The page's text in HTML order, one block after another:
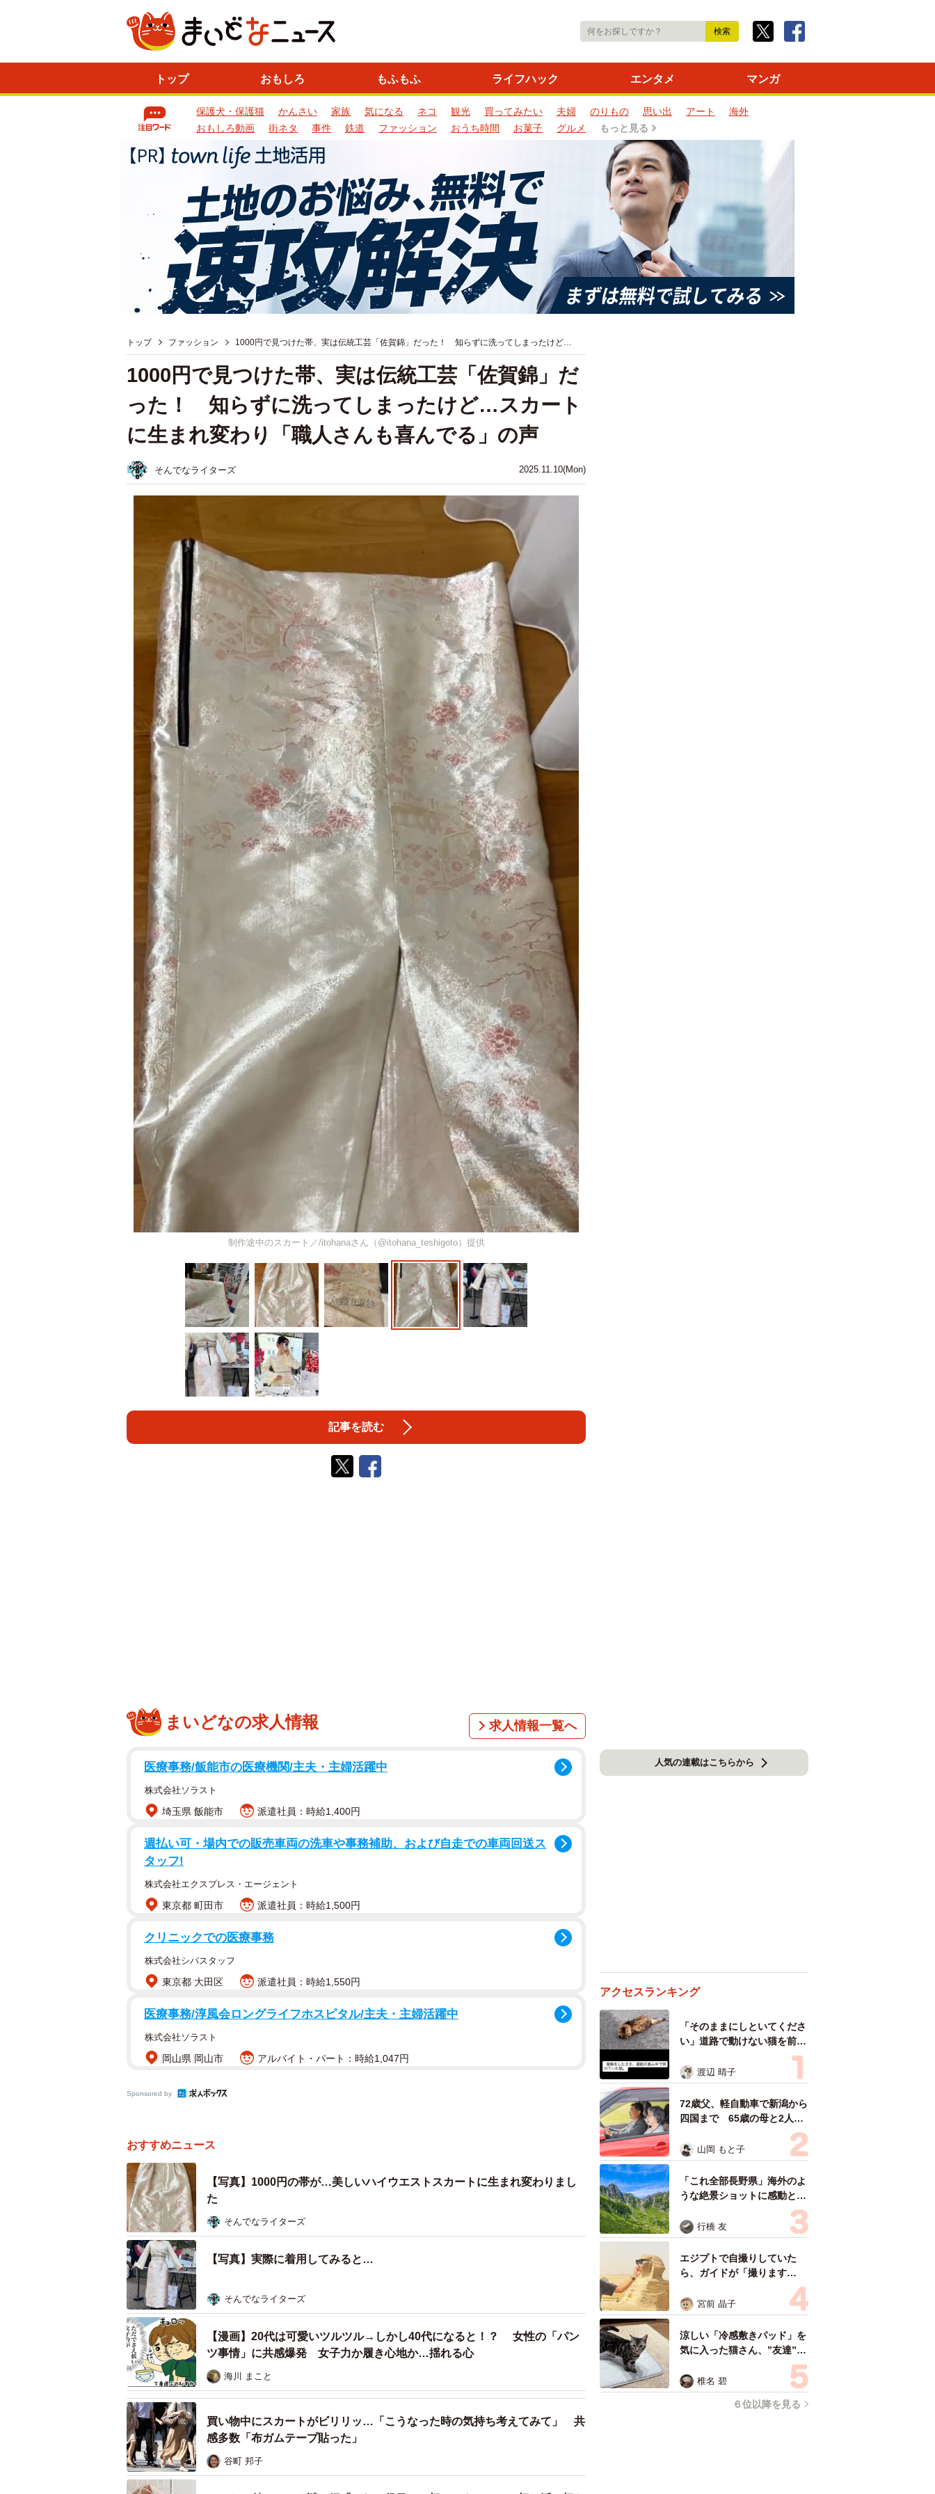
トップ おもしろ もふもふ ライフハック エンタメ マンガ
保護犬・保護猫 かんさい 家族 気になる ネコ 観光 買ってみたい 夫婦 のりもの 思い出 アート
海外
おもしろ動画
街ネタ 事件 鉄道 ファッション おうち時間 お菓子 グルメ もっと見る
トップ ファッション 1000円で見つけた帯、実は伝統工芸「佐賀錦」だった！ 知らずに洗ってしまったけど…
2025.11.10(Mon)
1000円で見つけた帯、実は伝統工芸「佐賀錦」だ
った！ 知らずに洗ってしまったけど…スカート
に生まれ変わり「職人さんも喜んでる」の声
そんでなライターズ
制作途中のスカート／/itohanaさん（@itohana_teshigoto）提供
記事を読む
まいどなの求人情報 求人情報一覧へ
医療事務/飯能市の医療機関/主夫・主婦活躍中
株式会社ソラスト
埼玉県 飯能市 派遣社員：時給1,400円
週払い可・場内での販売車両の洗車や事務補助、および自走での車両回送ス
タッフ!
株式会社エクスプレス・エージェント
東京都 町田市 派遣社員：時給1,500円
クリニックでの医療事務
株式会社シバスタッフ
東京都 大田区 派遣社員：時給1,550円
医療事務/淳風会ロングライフホスピタル/主夫・主婦活躍中
株式会社ソラスト
岡山県 岡山市 アルバイト・パート：時給1,047円
Sponsored by
おすすめニュース
【写真】1000円の帯が…美しいハイウエストスカートに生まれ変わりまし
た
そんでなライターズ
【写真】実際に着用してみると…
そんでなライターズ
【漫画】20代は可愛いツルツル→しかし40代になると！？ 女性の「パン
ツ事情」に共感爆発 女子力か履き心地か…揺れる心
海川 まこと
買い物中にスカートがビリリッ…「こうなった時の気持ち考えてみて」 共
感多数「布ガムテープ貼った」
谷町 邦子
人気の連載はこちらから
アクセスランキング
「そのままにしといてくださ
い」道路で動けない猫を前に
返された一言… 懸命に生き
ようとした4日間 「命の重
さはみんな同じ」保護団体代
表の訴え
渡辺 晴子
72歳父、軽自動車で新潟から
四国まで 65歳の母と2人で
3泊4日の旅 パーキングの休
憩まで分刻み… 「大学生で
も組まねえよ！」
山岡 もと子
「これ全部長野県」海外のよ
うな絶景ショットに感動と反
響「離れてからいいところだ
ったんだって気づいた」
行橋 友
エジプトで自撮りしていた
ら、ガイドが「撮ります
よ！」→ノリノリでポーズを
取っていたら……スマホを返
してもらえない 「日本人は
カモ代表かも」「私は6時間
で3万円払った」
宮前 晶子
涼しい「冷感敷きパッド」を
気に入った猫さん、”友達”を
ヨイショヨイショとご招待、
毛づくろいでおもてなし
椎名 碧
６位以降を見る